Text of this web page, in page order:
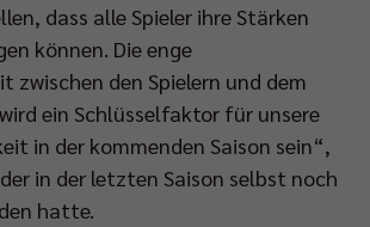
dass alle Spieler ihre Stärken
können. Die enge
zwischen den Spielern und dem
ein Schlüsselfaktor für unsere
in der kommenden Saison sein“,
in der letzten Saison selbst noch
hatte.